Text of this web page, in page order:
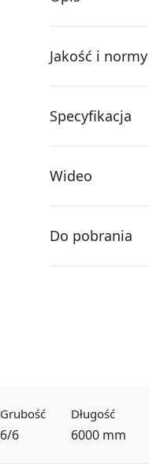
Jakość i normy
Specyfikacja
Wideo
Do pobrania
Grubość
6/6
Długość
6000 mm